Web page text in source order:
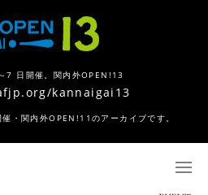
7 日開催。関内外OPEN!13
kannaigai13
・関内外OPEN!11のアーカイブです。